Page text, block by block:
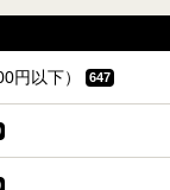
円以下） 647